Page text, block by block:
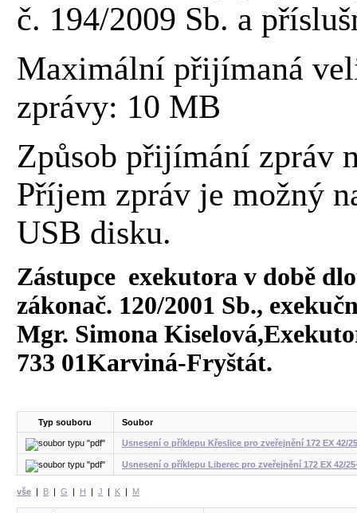
č. 194/2009 Sb. a
Maximální přijímaná
zprávy: 10 MB
Způsob přijímání zpráv
Příjem zpráv je možný
USB disku.
Zástupce exekutora v době
zákonač. 120/2001 Sb.,
Mgr. Simona
733 01Karviná-Fryštát.
Typ souboru Soubor
Usnesení o příklepu Křeslice pro zveřejnění 172 EX 42/
Usnesení o příklepu Liberec pro zveřejnění 172 EX 42/
vše | B | G | H | J | K | M